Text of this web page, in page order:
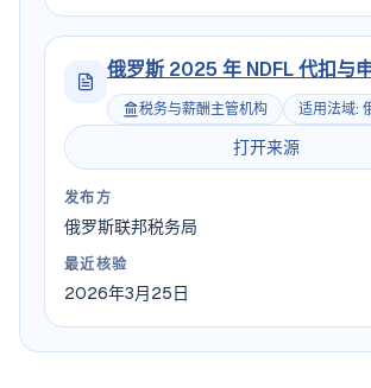
俄罗斯 2025 年 NDFL 代扣与
税务与薪酬主管机构 适用法域:
打开来源
发布方
俄罗斯联邦税务局
最近核验
2026年3月25日